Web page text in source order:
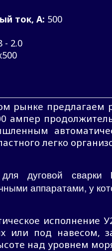
ток, А: 500
- 2.0
рынке предлагаем
ампер
легко
дуговой сварки
аппаратами, у
или под навесом,
над уровнем